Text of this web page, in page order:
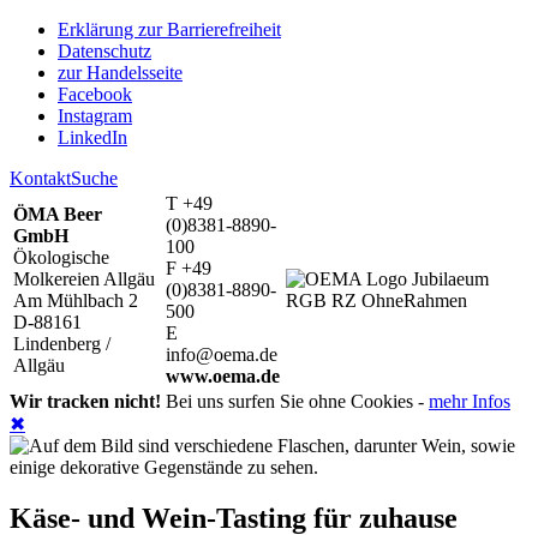
Erklärung zur Barrierefreiheit
Datenschutz
zur Handelsseite
Facebook
Instagram
LinkedIn
KontaktSuche
ÖMA Beer
GmbH
Ökologische
Molkereien Allgäu
Am Mühlbach 2
D-88161
Lindenberg /
Allgäu
T +49
(0)8381-8890-
100
F +49
(0)8381-8890-
500
E
info@oema.de
www.oema.de
Wir tracken nicht! Bei uns surfen Sie ohne Cookies - mehr Infos
✖
Käse- und Wein-Tasting für zuhause